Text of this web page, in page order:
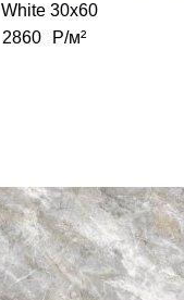
White 30x60
2860
Р/м²